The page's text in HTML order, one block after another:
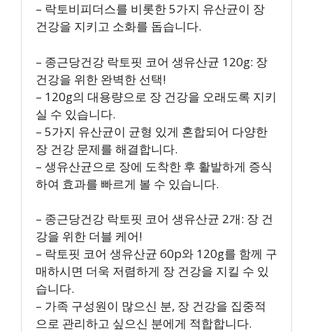
– 락토비피더스를 비롯한 5가지 유산균이 장
건강을 지키고 소화를 돕습니다.
– 종근당건강 락토핏 코어 생유산균 120g: 장
건강을 위한 완벽한 선택!
– 120g의 대용량으로 장 건강을 오래도록 지키
실 수 있습니다.
– 5가지 유산균이 균형 있게 혼합되어 다양한
장 건강 문제를 해결합니다.
– 생유산균으로 장에 도착한 후 활발하게 증식
하여 효과를 빠르게 볼 수 있습니다.
– 종근당건강 락토핏 코어 생유산균 2개: 장 건
강을 위한 더블 케어!
– 락토핏 코어 생유산균 60p와 120g를 함께 구
매하시면 더욱 저렴하게 장 건강을 지킬 수 있
습니다.
– 가족 구성원이 많으신 분, 장 건강을 집중적
으로 관리하고 싶으신 분에게 적합합니다.